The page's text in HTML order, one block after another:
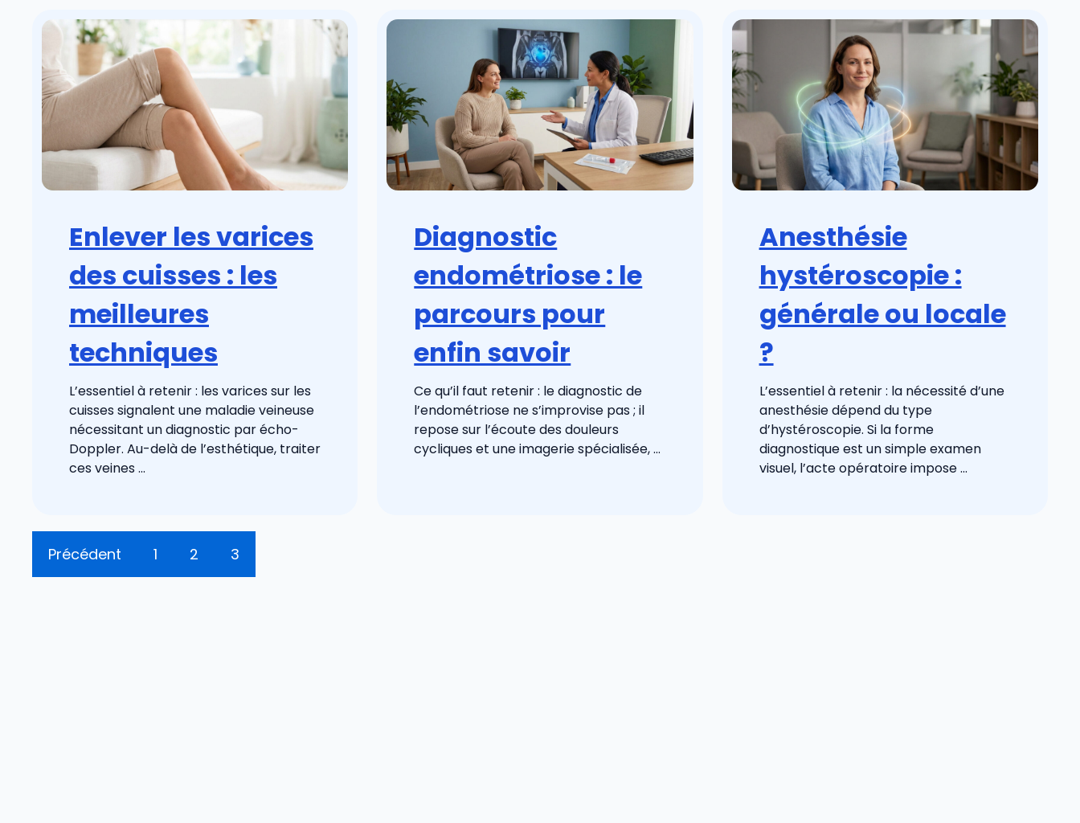
Enlever les varices
des cuisses : les
meilleures
techniques
L’essentiel à retenir : les varices sur les
cuisses signalent une maladie veineuse
nécessitant un diagnostic par écho-
Doppler. Au-delà de l’esthétique, traiter
ces veines ...
Diagnostic
endométriose : le
parcours pour
enfin savoir
Ce qu’il faut retenir : le diagnostic de
l’endométriose ne s’improvise pas ; il
repose sur l’écoute des douleurs
cycliques et une imagerie spécialisée, ...
Anesthésie
hystéroscopie :
générale ou locale
?
L’essentiel à retenir : la nécessité d’une
anesthésie dépend du type
d’hystéroscopie. Si la forme
diagnostique est un simple examen
visuel, l’acte opératoire impose ...
Précédent 1 2 3